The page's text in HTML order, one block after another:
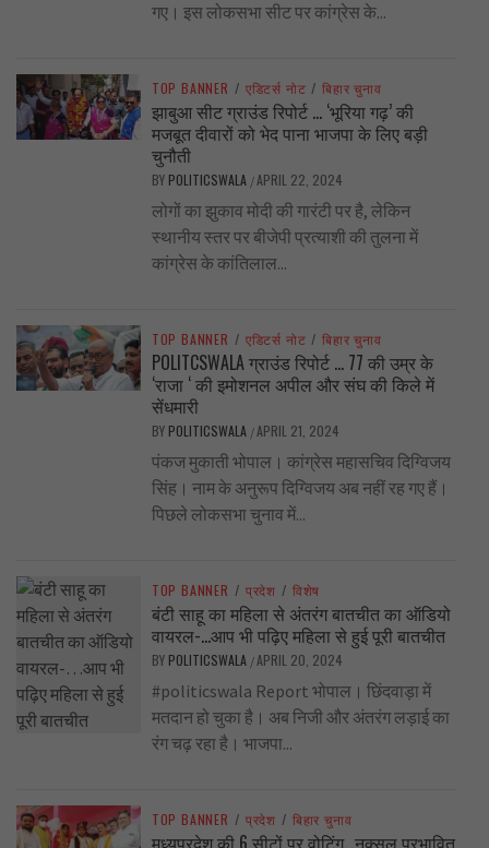
गए। इस लोकसभा सीट पर कांग्रेस के...
TOP BANNER / एडिटर्स नोट / बिहार चुनाव
झाबुआ सीट ग्राउंड रिपोर्ट … ‘भूरिया गढ़’ की
मजबूत दीवारों को भेद पाना भाजपा के लिए बड़ी
चुनौती
BY POLITICSWALA /APRIL 22, 2024
लोगों का झुकाव मोदी की गारंटी पर है, लेकिन
स्थानीय स्तर पर बीजेपी प्रत्याशी की तुलना में
कांग्रेस के कांतिलाल...
TOP BANNER / एडिटर्स नोट / बिहार चुनाव
POLITCSWALA ग्राउंड रिपोर्ट … 77 की उम्र के
‘राजा ‘ की इमोशनल अपील और संघ की किले में
सेंधमारी
BY POLITICSWALA /APRIL 21, 2024
पंकज मुकाती भोपाल। कांग्रेस महासचिव दिग्विजय
सिंह। नाम के अनुरूप दिग्विजय अब नहीं रह गए हैं।
पिछले लोकसभा चुनाव में...
TOP BANNER / प्रदेश / विशेष
बंटी साहू का महिला से अंतरंग बातचीत का ऑडियो
वायरल-…आप भी पढ़िए महिला से हुई पूरी बातचीत
BY POLITICSWALA /APRIL 20, 2024
#politicswala Report भोपाल। छिंदवाड़ा में
मतदान हो चुका है। अब निजी और अंतरंग लड़ाई का
रंग चढ़ रहा है। भाजपा...
TOP BANNER / प्रदेश / बिहार चुनाव